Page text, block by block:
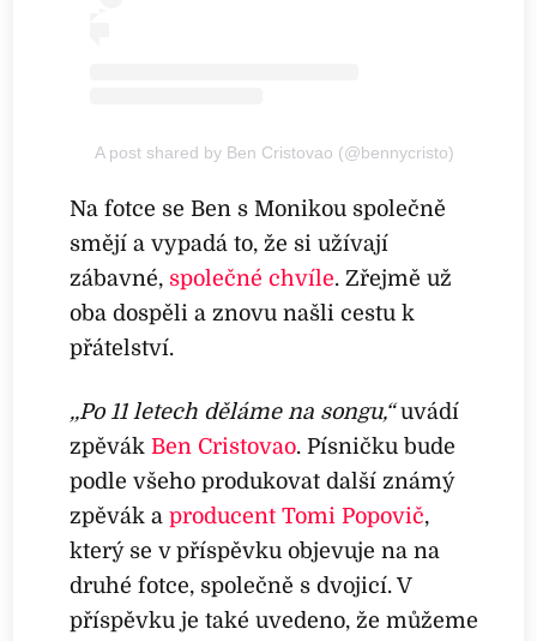
A post shared by Ben Cristovao (@bennycristo)
Na fotce se Ben s Monikou společně
smějí a vypadá to, že si užívají
zábavné,společné chvíle. Zřejmě už
oba dospěli a znovu našli cestu k
přátelství.
,,Po 11 letech děláme na songu,“uvádí
zpěvákBen Cristovao. Písničku bude
podle všeho produkovat další známý
zpěvák aproducent Tomi Popovič,
který se v příspěvku objevuje na na
druhé fotce, společně s dvojicí. V
příspěvku je také uvedeno, že můžeme